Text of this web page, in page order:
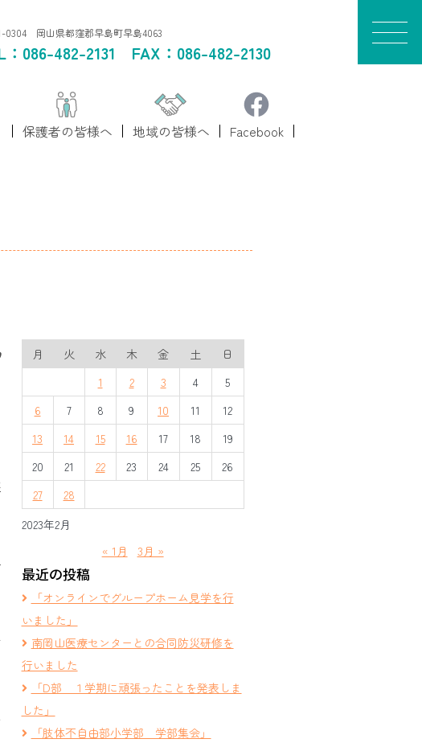
0304 岡山県都窪郡早島町早島4063
086-482-2131 FAX：086-482-2130
保護者の皆様へ 地域の皆様へ Facebook
2023年2月
月 火 水 木 金 土
日
1
2 3 4
5
6
7 8 9 10 11
12
13
14 15 16 17 18
19
20
21 22 23 24 25
26
27
28
« 1月 3月 »
最近の投稿
「オンラインでグループホーム見学を行
いました」
南岡山医療センターとの合同防災研修を
行いました
「D部 １学期に頑張ったことを発表しま
した」
「肢体不自由部小学部 学部集会」